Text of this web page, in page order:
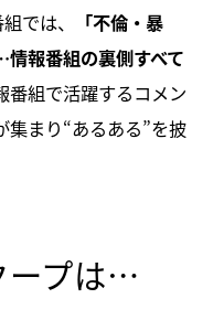
では、
「不倫・暴
報番組の裏側すべて
番組で活躍するコメン
集まり“あるある”を披
ープは…